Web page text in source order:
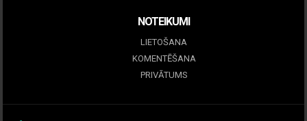
NOTEIKUMI
LIETOŠANA
KOMENTĒŠANA
PRIVĀTUMS